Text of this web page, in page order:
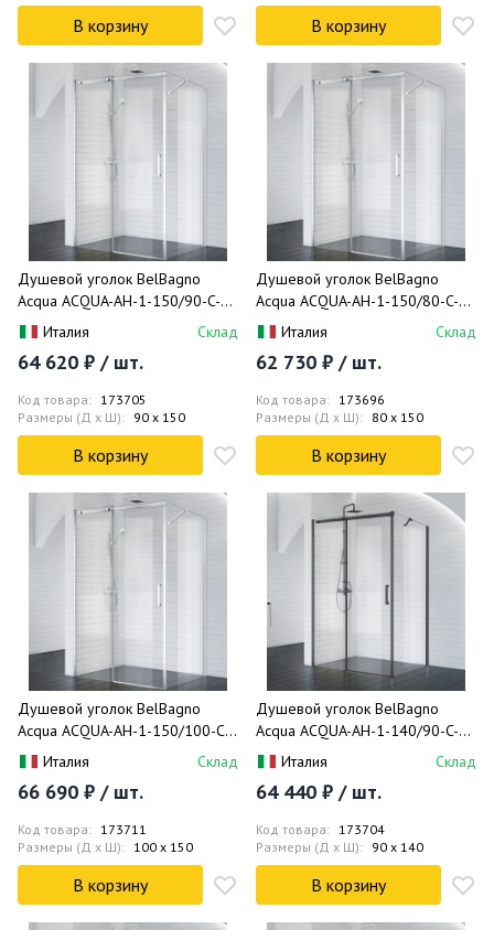
В корзину В корзину
Душевой уголок BelBagno
Acqua ACQUA-AH-1-150/90-C-Cr
150x90Италия Склад
64 620 ₽ / шт.
Код товара: 173705
Размеры (Д x Ш): 90 x 150
В корзину
Душевой уголок BelBagno
Acqua ACQUA-AH-1-150/80-C-Cr
150x80Италия Склад
62 730 ₽ / шт.
Код товара: 173696
Размеры (Д x Ш): 80 x 150
В корзину
Душевой уголок BelBagno
Acqua ACQUA-AH-1-150/100-C-
Cr 150x100
Италия Склад
66 690 ₽ / шт.
Код товара: 173711
Размеры (Д x Ш): 100 x 150
В корзину
Душевой уголок BelBagno
Acqua ACQUA-AH-1-140/90-C-
NERO 140x90
Италия Склад
64 440 ₽ / шт.
Код товара: 173704
Размеры (Д x Ш): 90 x 140
В корзину